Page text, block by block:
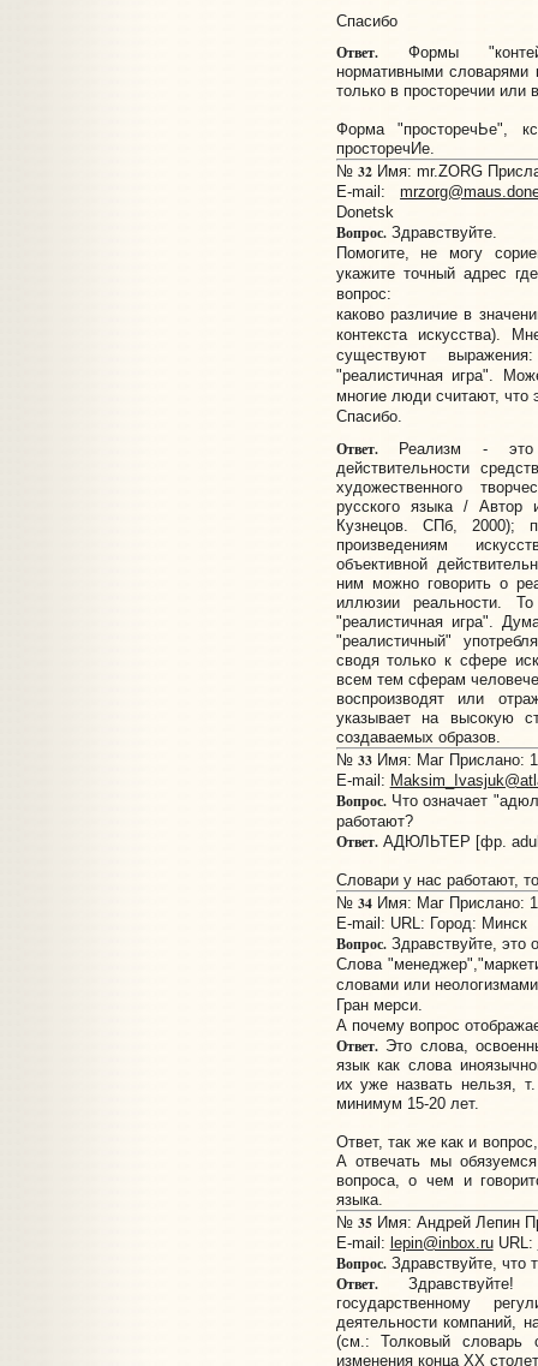
Спасибо
Ответ.Формы
нормативными
только в просторечии или
Форма "просторечЬе",
просторечИе.
№ 32Имя: mr.ZORG
E-mail:
Donetsk
Вопрос.Здравствуйте.
Помогите, не могу
укажите точный адрес
вопрос:
каково различие в
контекста искусства).
существуют
"реалистичная игра".
многие люди считают, что
Спасибо.
Ответ.Реализм - это
действительности
художественного
русского языка /
Кузнецов. СПб, 2000);
произведениям
объективной
ним можно говорить о
иллюзии реальности.
"реалистичная игра".
"реалистичный"
сводя только к сфере
всем тем сферам
воспроизводят или
указывает на высокую
создаваемых образов.
№ 33Имя: Маг Прислано:
E-mail:
Вопрос.Что означает
работают?
Ответ.АДЮЛЬТЕР [фр.
Словари у нас работают,
№ 34Имя: Маг Прислано:
E-mail: URL: Город: Минск
Вопрос.Здравствуйте, это
Слова
словами или
Гран мерси.
А почему вопрос
Ответ.Это слова,
язык как слова
их уже назвать нельзя,
минимум 15-20 лет.
Ответ, так же как и
А отвечать мы
вопроса, о чем и
языка.
№ 35Имя: Андрей Лепин
E-mail: lepin@inbox.ruURL:
Вопрос.Здравствуйте, что
Ответ.
государственному
деятельности компаний,
(см.: Толковый словарь
изменения конца XX